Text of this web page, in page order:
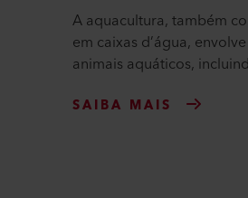
A aquacultura, também
em caixas d’água,
animais aquáticos,
SAIBA MAIS